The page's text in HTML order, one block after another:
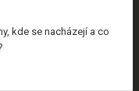
kde se nacházejí a co